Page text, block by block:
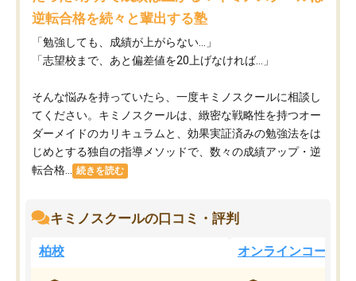
逆転合格を続々と輩出する塾
「勉強しても、成績が上がらない…」
「志望校まで、あと偏差値を20上げなければ…」
そんな悩みを持っていたら、一度キミノスクールに相談し
てください。キミノスクールは、緻密な戦略性を持つオー
ダーメイドのカリキュラムと、効果実証済みの勉強法をは
じめとする独自の指導メソッドで、数々の成績アップ・逆
転合格...
続きを読む
キミノスクールの口コミ・評判
柏校 オンラインコース